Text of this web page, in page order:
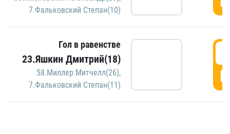
7.Фальковский Степан(10)
Гол в равенстве
23.Яшкин Дмитрий(18)
58.Миллер Митчелл(26),
7.Фальковский Степан(11)